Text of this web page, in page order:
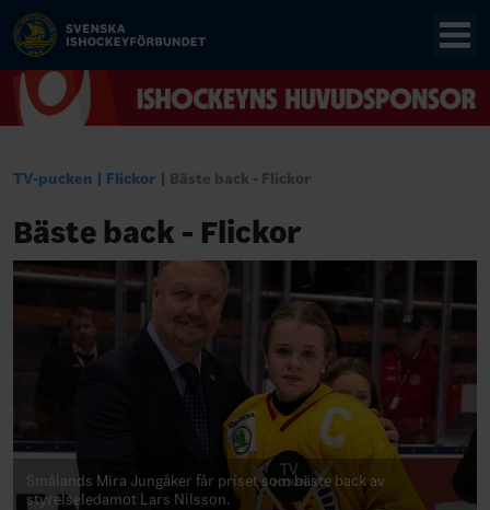
TV-pucken Flickor Bäste back - Flickor
Bäste back - Flickor
Smålands Mira Jungåker får priset som bäste back av
styrelseledamot Lars Nilsson.